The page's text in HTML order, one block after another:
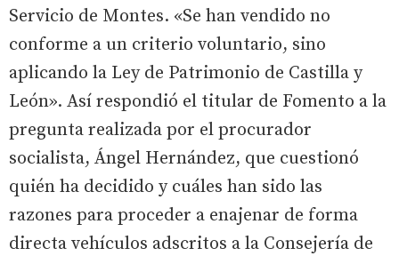
Servicio de Montes. «Se han vendido no
conforme a un criterio voluntario, sino
aplicando la Ley de Patrimonio de Castilla y
León». Así respondió el titular de Fomento a la
pregunta realizada por el procurador
socialista, Ángel Hernández, que cuestionó
quién ha decidido y cuáles han sido las
razones para proceder a enajenar de forma
directa vehículos adscritos a la Consejería de